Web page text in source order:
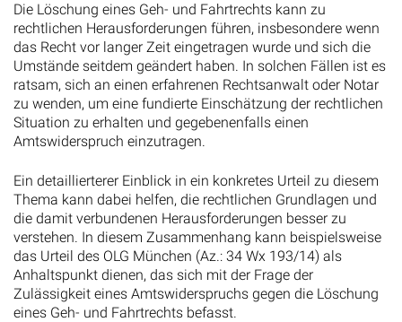
Die Löschung eines Geh- und Fahrtrechts kann zu
rechtlichen Herausforderungen führen, insbesondere wenn
das Recht vor langer Zeit eingetragen wurde und sich die
Umstände seitdem geändert haben. In solchen Fällen ist es
ratsam, sich an einen erfahrenen Rechtsanwalt oder Notar
zu wenden, um eine fundierte Einschätzung der rechtlichen
Situation zu erhalten und gegebenenfalls einen
Amtswiderspruch einzutragen.
Ein detaillierterer Einblick in ein konkretes Urteil zu diesem
Thema kann dabei helfen, die rechtlichen Grundlagen und
die damit verbundenen Herausforderungen besser zu
verstehen. In diesem Zusammenhang kann beispielsweise
das Urteil des OLG München (Az.: 34 Wx 193/14) als
Anhaltspunkt dienen, das sich mit der Frage der
Zulässigkeit eines Amtswiderspruchs gegen die Löschung
eines Geh- und Fahrtrechts befasst.